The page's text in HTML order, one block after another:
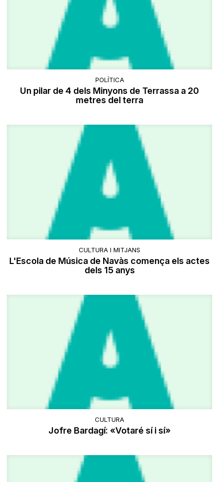
POLÍTICA
Un pilar de 4 dels Minyons de Terrassa a 20
metres del terra
CULTURA I MITJANS
L'Escola de Música de Navàs comença els actes
dels 15 anys
CULTURA
Jofre Bardagí: «Votaré sí i sí»